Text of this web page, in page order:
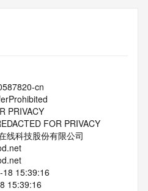
cn
PRIVACY
FOR PRIVACY
线科技股份有限公司
15:39:16
15:39:16